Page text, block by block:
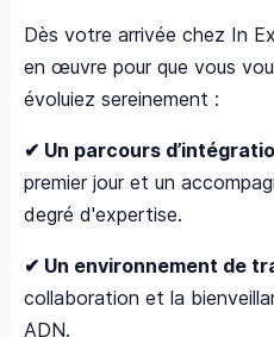
Dès votre arrivée chez In
en œuvre pour que vous
évoluiez sereinement :
✔​ Un parcours
premier jour et un
degré d'expertise.
✔​ Un environnement de
collaboration et la
ADN.